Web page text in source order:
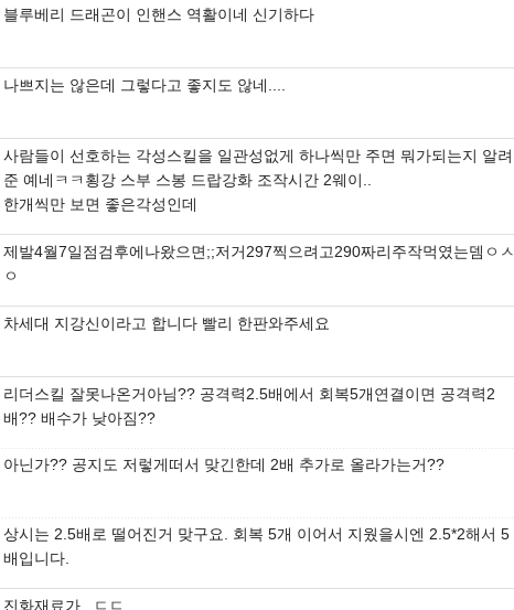
블루베리 드래곤이 인핸스 역활이네 신기하다
나쁘지는 않은데 그렇다고 좋지도 않네....
사람들이 선호하는 각성스킬을 일관성없게 하나씩만 주면 뭐가되는지 알려
준 예네ㅋㅋ횡강 스부 스봉 드랍강화 조작시간 2웨이..
한개씩만 보면 좋은각성인데
제발4월7일점검후에나왔으면;;저거297찍으려고290짜리주작먹였는뎀ㅇㅅ
ㅇ
차세대 지강신이라고 합니다 빨리 한판와주세요
리더스킬 잘못나온거아님?? 공격력2.5배에서 회복5개연결이면 공격력2
배?? 배수가 낮아짐??
아닌가?? 공지도 저렇게떠서 맞긴한데 2배 추가로 올라가는거??
상시는 2.5배로 떨어진거 맞구요. 회복 5개 이어서 지웠을시엔 2.5*2해서 5
배입니다.
진화재료가...ㄷㄷ